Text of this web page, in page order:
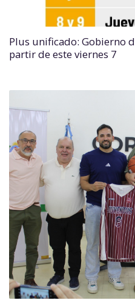
Plus unificado: Gobierno
partir de este viernes 7